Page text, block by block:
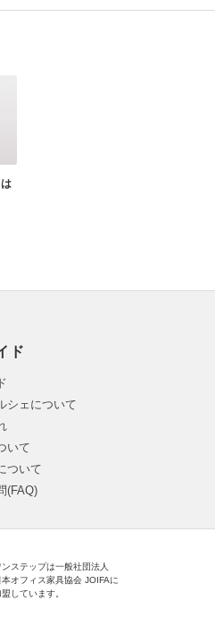
ド
シェについて
いて
ついて
(FAQ)
ンステップは一般社団法人
本オフィス家具協会 JOIFAに
しています。